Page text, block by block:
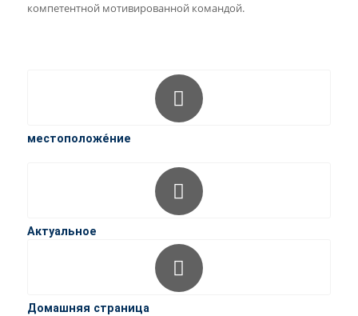
компетентной мотивированной командой.
местоположе́ние
Актуальное
Домашняя страница